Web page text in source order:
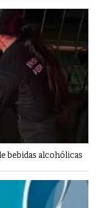
bebidas alcohólicas